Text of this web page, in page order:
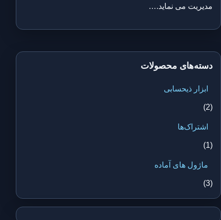
مدیریت می نماید.…
دسته‌های محصولات
ابزار ذیحسابی
(2)
اشتراک‌ها
(1)
ماژول های آماده
(3)